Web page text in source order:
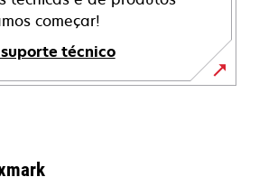
começar!
técnico